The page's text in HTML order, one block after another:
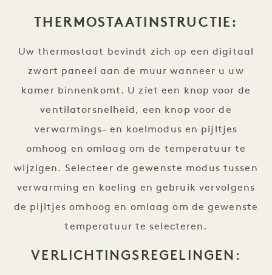
THERMOSTAATINSTRUCTIE:
Uw thermostaat bevindt zich op een digitaal
zwart paneel aan de muur wanneer u uw
kamer binnenkomt. U ziet een knop voor de
ventilatorsnelheid, een knop voor de
verwarmings- en koelmodus en pijltjes
omhoog en omlaag om de temperatuur te
wijzigen. Selecteer de gewenste modus tussen
verwarming en koeling en gebruik vervolgens
de pijltjes omhoog en omlaag om de gewenste
temperatuur te selecteren.
VERLICHTINGSREGELINGEN: